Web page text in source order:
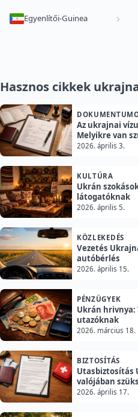
Egyenlítői-Guinea
Hasznos cikkek
Az ukrajnai
Melyikre van
2026. április 3.
KULTÚRA
Ukrán
látogatóknak
2026. április 5.
KÖZLEKEDÉS
Vezetés
autóbérlés
2026. április 15.
PÉNZÜGYEK
Ukrán hrivnya:
utazóknak
2026. március 18.
BIZTOSÍTÁS
Utasbiztosítás
valójában
2026. április 17.